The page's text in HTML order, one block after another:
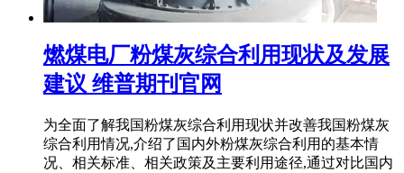
燃煤电厂粉煤灰综合利用现状及发展
建议 维普期刊官网
为全面了解我国粉煤灰综合利用现状并改善我国粉煤灰
综合利用情况,介绍了国内外粉煤灰综合利用的基本情
况、相关标准、相关政策及主要利用途径,通过对比国内